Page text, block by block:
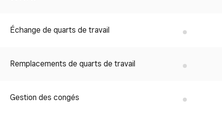
Échange de quarts de travail No
Remplacements de quarts de travail No
Gestion des congés No